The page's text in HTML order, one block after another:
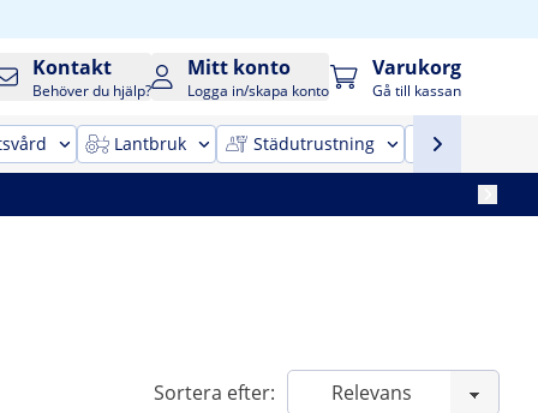
Kontakt
Behöver du hjälp?
Mitt konto
Logga in/skapa konto
Varukorg
Gå till kassan
Lantbruk Städutrustning
Sortera efter: